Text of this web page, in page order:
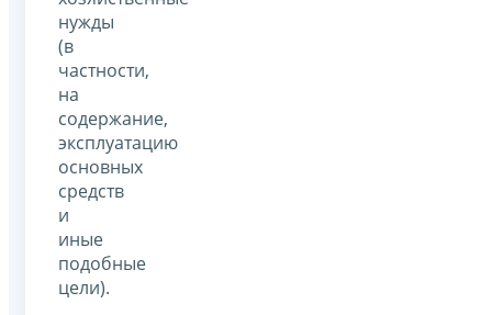
нужды
(в
частности,
на
содержание,
эксплуатацию
основных
средств
и
иные
подобные
цели).